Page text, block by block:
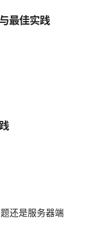
最佳实践
还是服务器端